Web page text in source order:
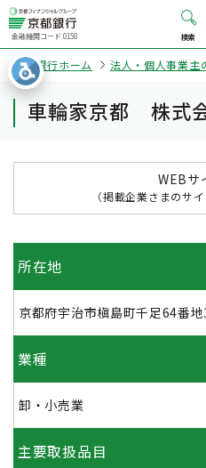
金融機関コード:0158 検索
京都銀行ホーム 法人・個人事業主
車輪家京都 株式
WEBサ
（掲載企業さまのサ
所在地
京都府宇治市槇島町千足64番地
業種
卸・小売業
主要取扱品目